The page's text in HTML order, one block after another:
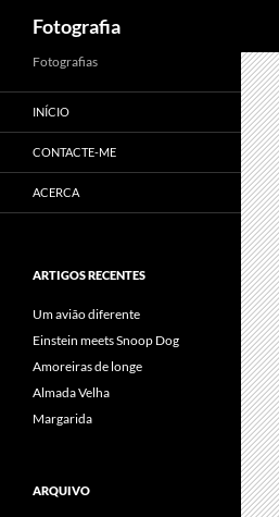
Saltar
para
Fotografia
Fotografias
INÍCIO
CONTACTE-ME
ACERCA
ARTIGOS RECENTES
Um avião diferente
Einstein meets Snoop Dog
Amoreiras de longe
Almada Velha
Margarida
ARQUIVO